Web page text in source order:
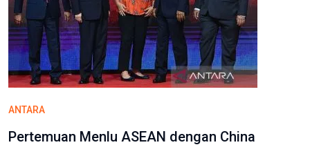
ANTARA
Pertemuan Menlu ASEAN dengan China